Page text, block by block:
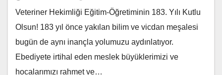
Veteriner Hekimliği Eğitim-Öğretiminin 183. Yılı Kutlu
Olsun! 183 yıl önce yakılan bilim ve vicdan meşalesi
bugün de aynı inançla yolumuzu aydınlatıyor.
Ebediyete irtihal eden meslek büyüklerimizi ve
hocalarımızı rahmet ve…